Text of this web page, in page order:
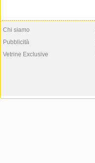
Chi siamo
Pubblicità
Vetrine Exclusive